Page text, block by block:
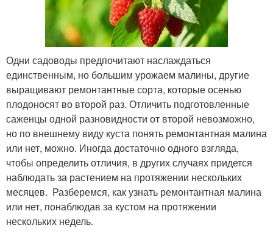
Одни садоводы предпочитают наслаждаться
единственным, но большим урожаем малины, другие
выращивают ремонтантные сорта, которые осенью
плодоносят во второй раз. Отличить подготовленные
саженцы одной разновидности от второй невозможно,
но по внешнему виду куста понять ремонтантная малина
или нет, можно. Иногда достаточно одного взгляда,
чтобы определить отличия, в других случаях придется
наблюдать за растением на протяжении нескольких
месяцев. Разберемся, как узнать ремонтантная малина
или нет, понаблюдав за кустом на протяжении
нескольких недель.